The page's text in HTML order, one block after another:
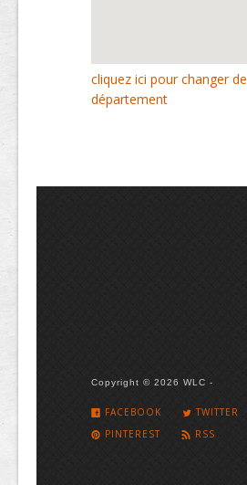
cliquez ici pour changer de
département
Copyright © 2026 WLC -
FACEBOOK
TWITTER
PINTEREST
RSS